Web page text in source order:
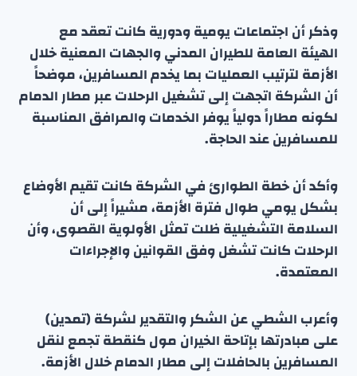
وذكر أن اجتماعات يومية ودورية كانت تعقد مع
الهيئة العامة للطيران المدني والجهات المعنية خلال
الأزمة لترتيب العمليات بما يخدم المسافرين، موضحاً
أن الشركة اتجهت إلى تشغيل الرحلات عبر مطار الدمام
لكونه مطاراً دولياً يوفر الخدمات والمرافق المناسبة
للمسافرين عند الحاجة.
وأكد أن خطة الطوارئ في الشركة كانت تقيم الأوضاع
بشكل يومي طوال فترة الأزمة، مشيراً إلى أن
السلامة التشغيلية ظلت تمثل الأولوية القصوى، وأن
الرحلات كانت تشغل وفق القوانين والإجراءات
المعتمدة.
وأعرب الشطي عن الشكر والتقدير لشركة (تمدين)
على مبادرتها بإتاحة الخيران مول كنقطة تجمع لنقل
المسافرين بالحافلات إلى مطار الدمام خلال الأزمة.